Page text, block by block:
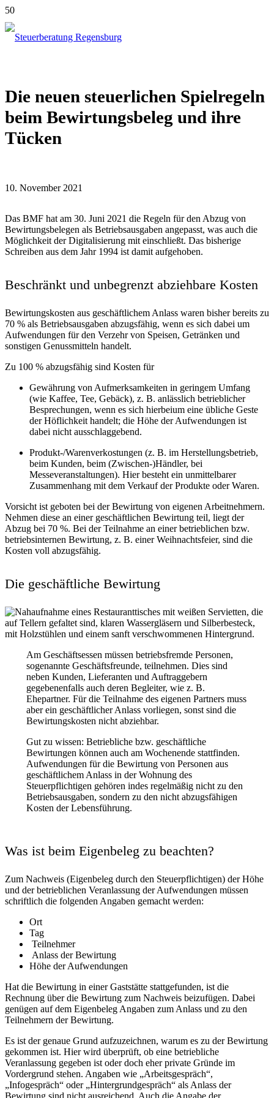
Die neuen steuerlichen Spielregeln
beim Bewirtungsbeleg und ihre
Tücken
10. November 2021
Das BMF hat am 30. Juni 2021 die Regeln für den Abzug von
Bewirtungsbelegen als Betriebsausgaben angepasst, was auch die
Möglichkeit der Digitalisierung mit einschließt. Das bisherige
Schreiben aus dem Jahr 1994 ist damit aufgehoben.
Beschränkt und unbegrenzt abziehbare Kosten
Bewirtungskosten aus geschäftlichem Anlass waren bisher bereits zu
70 % als Betriebsausgaben abzugsfähig, wenn es sich dabei um
Aufwendungen für den Verzehr von Speisen, Getränken und
sonstigen Genussmitteln handelt.
Zu 100 % abzugsfähig sind Kosten für
Gewährung von Aufmerksamkeiten in geringem Umfang
(wie Kaffee, Tee, Gebäck), z. B. anlässlich betrieblicher
Besprechungen, wenn es sich hierbeium eine übliche Geste
der Höflichkeit handelt; die Höhe der Aufwendungen ist
dabei nicht ausschlaggebend.
Produkt-/Warenverkostungen (z. B. im Herstellungsbetrieb,
beim Kunden, beim (Zwischen-)Händler, bei
Messeveranstaltungen). Hier besteht ein unmittelbarer
Zusammenhang mit dem Verkauf der Produkte oder Waren.
Vorsicht ist geboten bei der Bewirtung von eigenen Arbeitnehmern.
Nehmen diese an einer geschäftlichen Bewirtung teil, liegt der
Abzug bei 70 %. Bei der Teilnahme an einer betrieblichen bzw.
betriebsinternen Bewirtung, z. B. einer Weihnachtsfeier, sind die
Kosten voll abzugsfähig.
Die geschäftliche Bewirtung
Am Geschäftsessen müssen betriebsfremde Personen,
sogenannte Geschäftsfreunde, teilnehmen. Dies sind
neben Kunden, Lieferanten und Auftraggebern
gegebenenfalls auch deren Begleiter, wie z. B.
Ehepartner. Für die Teilnahme des eigenen Partners muss
aber ein geschäftlicher Anlass vorliegen, sonst sind die
Bewirtungskosten nicht abziehbar.
Gut zu wissen: Betriebliche bzw. geschäftliche
Bewirtungen können auch am Wochenende stattfinden.
Aufwendungen für die Bewirtung von Personen aus
geschäftlichem Anlass in der Wohnung des
Steuerpflichtigen gehören indes regelmäßig nicht zu den
Betriebsausgaben, sondern zu den nicht abzugsfähigen
Kosten der Lebensführung.
Was ist beim Eigenbeleg zu beachten?
Zum Nachweis (Eigenbeleg durch den Steuerpflichtigen) der Höhe
und der betrieblichen Veranlassung der Aufwendungen müssen
schriftlich die folgenden Angaben gemacht werden:
Ort
Tag
Teilnehmer
Anlass der Bewirtung
Höhe der Aufwendungen
Hat die Bewirtung in einer Gaststätte stattgefunden, ist die
Rechnung über die Bewirtung zum Nachweis beizufügen. Dabei
genügen auf dem Eigenbeleg Angaben zum Anlass und zu den
Teilnehmern der Bewirtung.
Es ist der genaue Grund aufzuzeichnen, warum es zu der Bewirtung
gekommen ist. Hier wird überprüft, ob eine betriebliche
Veranlassung gegeben ist oder doch eher private Gründe im
Vordergrund stehen. Angaben wie „Arbeitsgespräch“,
„Infogespräch“ oder „Hintergrundgespräch“ als Anlass der
Bewirtung sind nicht ausreichend. Auch die Angabe der